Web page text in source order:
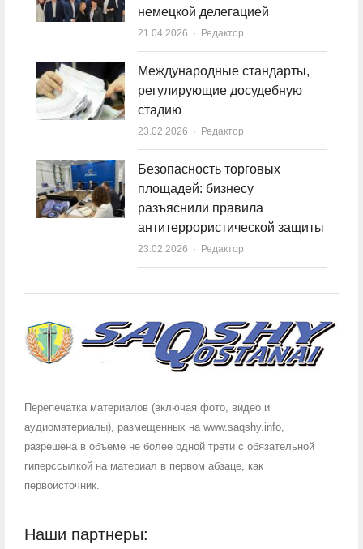
немецкой делегацией
21.04.2026 Author
Редактор
Международные стандарты,
регулирующие досудебную
стадию
23.02.2026 Author
Редактор
Безопасность торговых
площадей: бизнесу
разъяснили правила
антитеррористической защиты
23.02.2026 Author
Редактор
Перепечатка материалов (включая фото, видео и
аудиоматериалы), размещенных на www.saqshy.info,
разрешена в объеме не более одной трети с обязательной
гиперссылкой на материал в первом абзаце, как
первоисточник.
Наши партнеры: